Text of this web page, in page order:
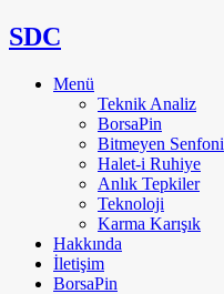
SDC
Menü
Teknik Analiz
BorsaPin
Bitmeyen Senfoni
Halet-i Ruhiye
Anlık Tepkiler
Teknoloji
Karma Karışık
Hakkında
İletişim
BorsaPin